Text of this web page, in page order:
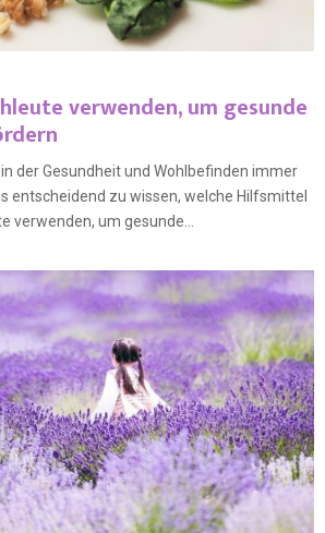
verwenden, um gesunde
der Gesundheit und Wohlbefinden immer
entscheidend zu wissen, welche Hilfsmittel
verwenden, um gesunde...